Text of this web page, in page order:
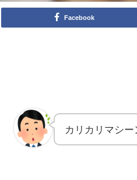
Facebook
カリカリマシー